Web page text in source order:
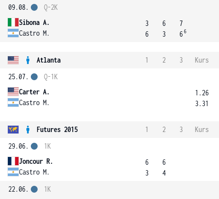
09.08.
Sibona A.
Castro M.
Q-2K
3
6
6
3
7
66
Atlanta 1 2 3
Kurs
25.07.
Carter A.
Castro M.
Q-1K
1.26
3.31
Futures 2015 1 2 3
Kurs
29.06.
Joncour R.
Castro M.
1K
6
3
6
4
22.06.
1K